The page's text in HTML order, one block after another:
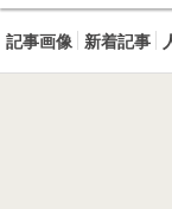
記事画像 新着記事